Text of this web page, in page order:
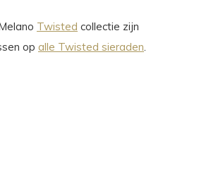
Twisted collectie zijn
op alle Twisted sieraden